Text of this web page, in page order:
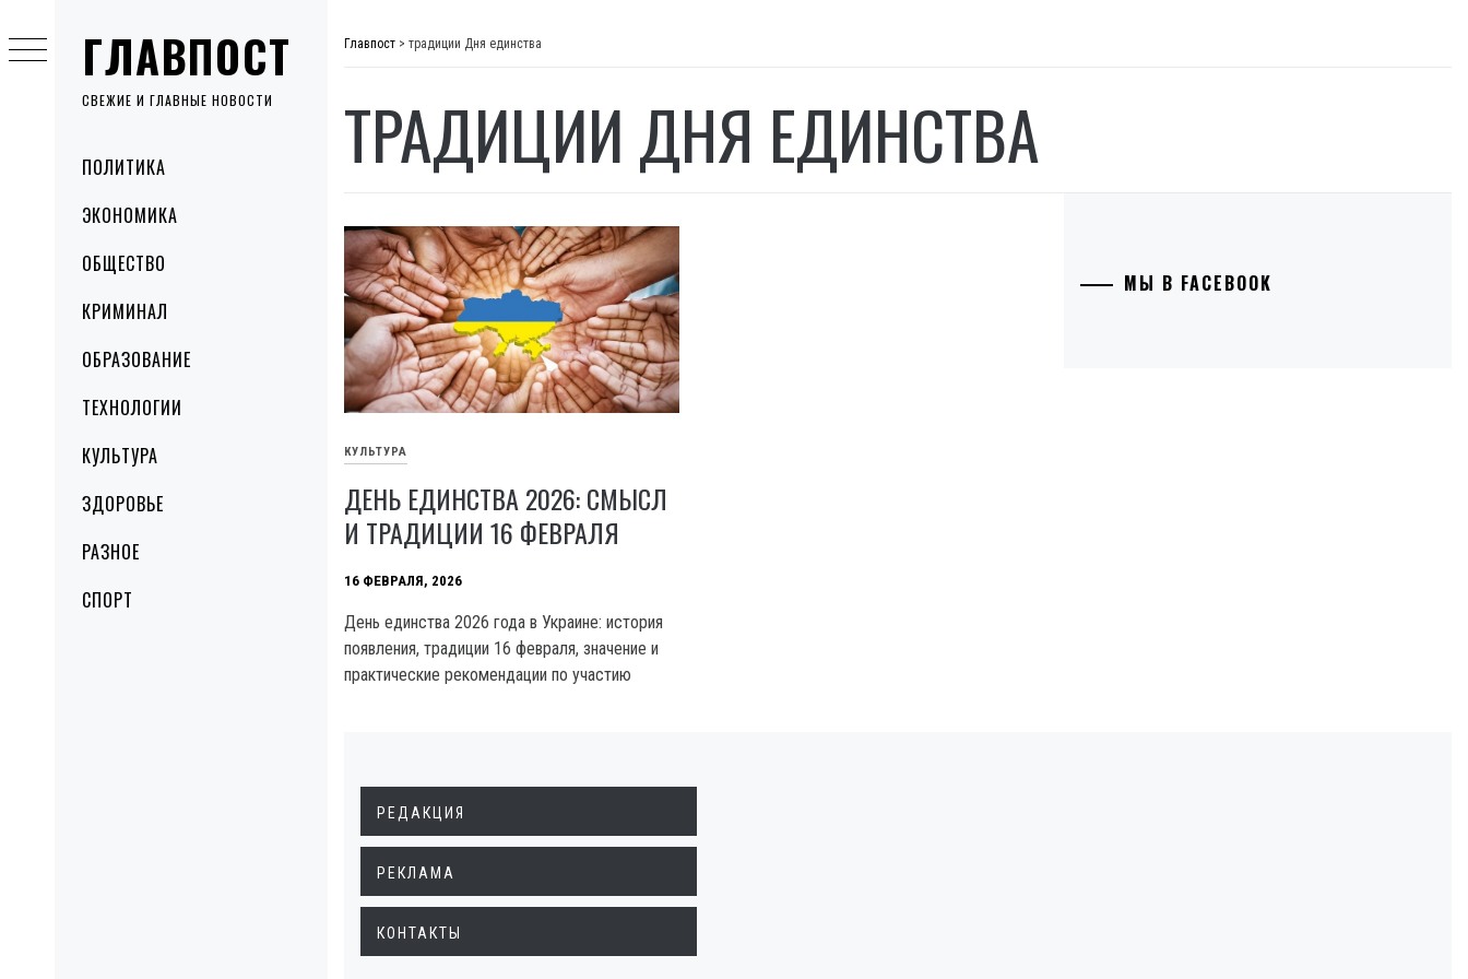
ГЛАВПОСТ
СВЕЖИЕ И ГЛАВНЫЕ НОВОСТИ
MenuПОЛИТИКА
ЭКОНОМИКА
ОБЩЕСТВО
КРИМИНАЛ
ОБРАЗОВАНИЕ
ТЕХНОЛОГИИ
КУЛЬТУРА
ЗДОРОВЬЕ
РАЗНОЕ
СПОРТ
to
content
Главпост > традиции Дня единства
ТРАДИЦИИ ДНЯ ЕДИНСТВА
КУЛЬТУРА
ДЕНЬ ЕДИНСТВА 2026: СМЫСЛ
И ТРАДИЦИИ 16 ФЕВРАЛЯ
16 ФЕВРАЛЯ, 2026
День единства 2026 года в Украине: история
появления, традиции 16 февраля, значение и
практические рекомендации по участию
МЫ В FACEBOOK
РЕДАКЦИЯ
РЕКЛАМА
КОНТАКТЫ